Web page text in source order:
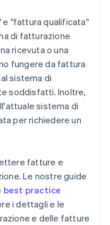
e "fattura qualificata"
di fatturazione
ricevuta o una
fungere da fattura
sistema di
soddisfatti. Inoltre,
sistema di
per richiedere un
fatture e
Le nostre guide
best practice
i dettagli e le
e delle fatture